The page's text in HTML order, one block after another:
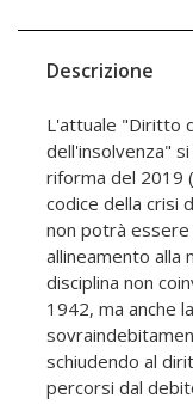
Descrizione
L'attuale "Diritto
dell'insolvenza"
riforma del 2019
codice della crisi
non potrà
allineamento alla
disciplina non
1942, ma anche
schiudendo al
percorsi dal